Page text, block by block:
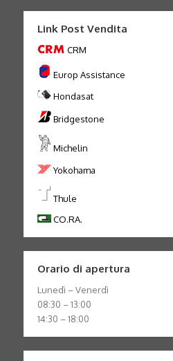
Link Post Vendita
CRM
Europ Assistance
Hondasat
Bridgestone
Michelin
Yokohama
Thule
CO.RA.
Orario di apertura
Lunedì – Venerdì
08:30 – 13:00
14:30 – 18:00